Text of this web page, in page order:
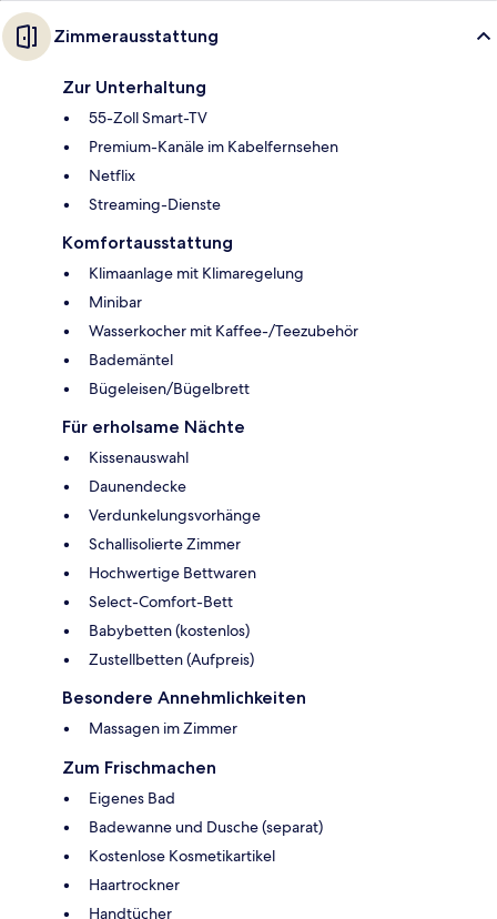
Zimmerausstattung
Zur Unterhaltung
55-Zoll Smart-TV
Premium-Kanäle im Kabelfernsehen
Netflix
Streaming-Dienste
Komfortausstattung
Klimaanlage mit Klimaregelung
Minibar
Wasserkocher mit Kaffee-/Teezubehör
Bademäntel
Bügeleisen/Bügelbrett
Für erholsame Nächte
Kissenauswahl
Daunendecke
Verdunkelungsvorhänge
Schallisolierte Zimmer
Hochwertige Bettwaren
Select-Comfort-Bett
Babybetten (kostenlos)
Zustellbetten (Aufpreis)
Besondere Annehmlichkeiten
Massagen im Zimmer
Zum Frischmachen
Eigenes Bad
Badewanne und Dusche (separat)
Kostenlose Kosmetikartikel
Haartrockner
Handtücher